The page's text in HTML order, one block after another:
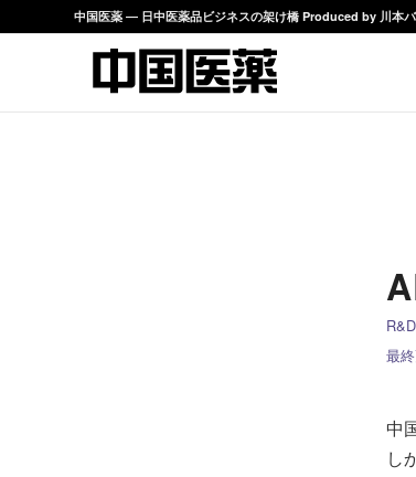
中国医薬 ― 日中医薬品ビジネスの架け橋 Produced by 川本
最
中
し